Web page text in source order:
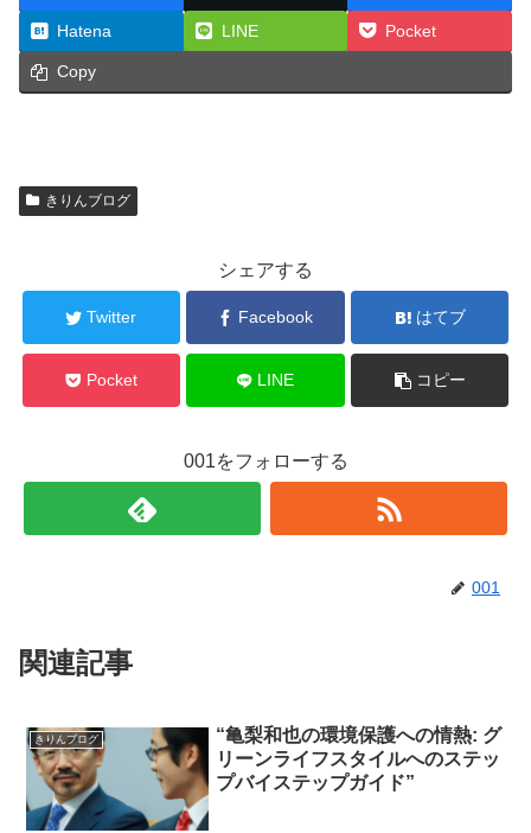
Hatena LINE Pocket
Copy
きりんブログ
シェアする
Twitter Facebook はてブ
Pocket LINE コピー
001をフォローする
001
関連記事
きりんブログ
“亀梨和也の環境保護への情熱: グ
リーンライフスタイルへのステッ
プバイステップガイド”